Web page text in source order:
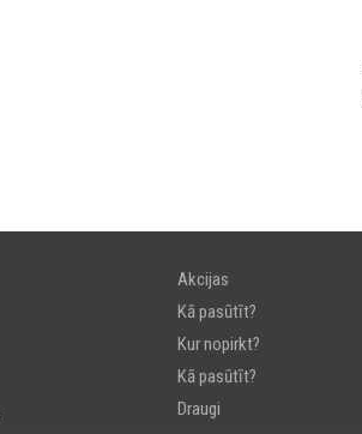
Akcijas
Kā pasūtīt?
Kur nopirkt?
Kā pasūtīt?
Draugi